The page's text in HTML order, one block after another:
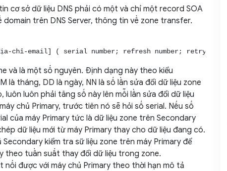
cơ sở dữ liệu DNS phải có một và chỉ một record SOA
trên DNS Server, thông tin về zone transfer.
chỉ-email] ( serial number; refresh number; retry
và là một số nguyên. Định dạng này theo kiểu
là tháng, DD là ngày, NN là số lần sửa đổi dữ liệu zone
luôn phải tăng số này lên mỗi lần sửa đổi dữ liệu
chủ Primary, trước tiên nó sẽ hỏi số serial. Nếu số
của máy Primary tức là dữ liệu zone trên Secondary
dữ liệu mới từ máy Primary thay cho dữ liệu đang có.
kiểm tra sữ liệu zone trên máy Primary để
theo tuần suất thay đổi dữ liệu trong zone.
được với máy chủ Primary theo thời hạn mô tả